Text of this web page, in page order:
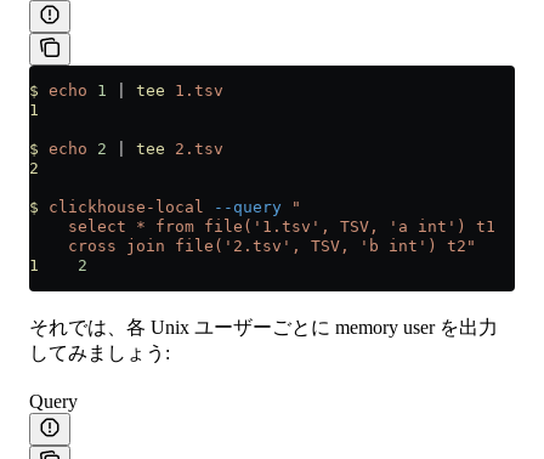
$ echo 1 tee 1.tsv
1
$ echo 2 tee 2.tsv
2
$ clickhouse-local --query "
    select * from file('1.tsv', TSV, 'a int') t1
    cross join file('2.tsv', TSV, 'b int') t2"
1
    2
それでは、各 Unix ユーザーごとに memory user を出力
してみましょう:
Query